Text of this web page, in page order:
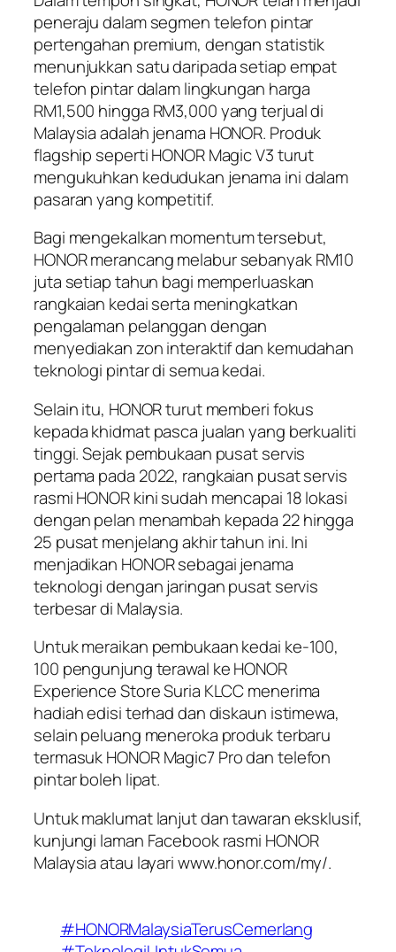
peneraju dalam segmen telefon pintar
pertengahan premium, dengan statistik
menunjukkan satu daripada setiap empat
telefon pintar dalam lingkungan harga
RM1,500 hingga RM3,000 yang terjual di
Malaysia adalah jenama HONOR. Produk
flagship seperti HONOR Magic V3 turut
mengukuhkan kedudukan jenama ini dalam
pasaran yang kompetitif.
Bagi mengekalkan momentum tersebut,
HONOR merancang melabur sebanyak RM10
juta setiap tahun bagi memperluaskan
rangkaian kedai serta meningkatkan
pengalaman pelanggan dengan
menyediakan zon interaktif dan kemudahan
teknologi pintar di semua kedai.
Selain itu, HONOR turut memberi fokus
kepada khidmat pasca jualan yang berkualiti
tinggi. Sejak pembukaan pusat servis
pertama pada 2022, rangkaian pusat servis
rasmi HONOR kini sudah mencapai 18 lokasi
dengan pelan menambah kepada 22 hingga
25 pusat menjelang akhir tahun ini. Ini
menjadikan HONOR sebagai jenama
teknologi dengan jaringan pusat servis
terbesar di Malaysia.
Untuk meraikan pembukaan kedai ke-100,
100 pengunjung terawal ke HONOR
Experience Store Suria KLCC menerima
hadiah edisi terhad dan diskaun istimewa,
selain peluang meneroka produk terbaru
termasuk HONOR Magic7 Pro dan telefon
pintar boleh lipat.
Untuk maklumat lanjut dan tawaran eksklusif,
kunjungi laman Facebook rasmi HONOR
Malaysia atau layariwww.honor.com/my/.
#HONORMalaysiaTerusCemerlang